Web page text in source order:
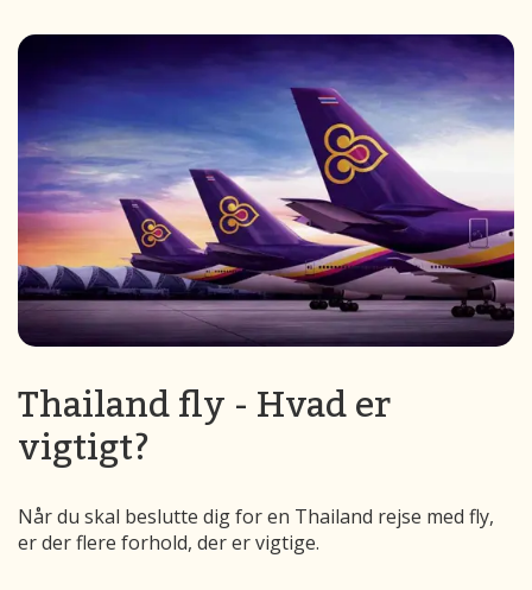
Thailand fly - Hvad er
vigtigt?
Når du skal beslutte dig for en Thailand rejse med fly,
er der flere forhold, der er vigtige.